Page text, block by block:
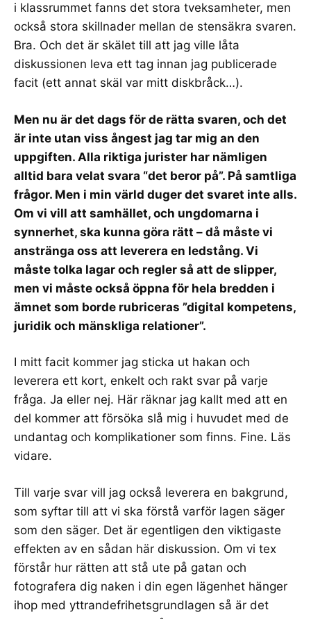
i klassrummet fanns det stora tveksamheter, men
också stora skillnader mellan de stensäkra svaren.
Bra. Och det är skälet till att jag ville låta
diskussionen leva ett tag innan jag publicerade
facit (ett annat skäl var mitt diskbråck…).
Men nu är det dags för de rätta svaren, och det
är inte utan viss ångest jag tar mig an den
uppgiften. Alla riktiga jurister har nämligen
alltid bara velat svara “det beror på”. På samtliga
frågor. Men i min värld duger det svaret inte alls.
Om vi vill att samhället, och ungdomarna i
synnerhet, ska kunna göra rätt – då måste vi
anstränga oss att leverera en ledstång. Vi
måste tolka lagar och regler så att de slipper,
men vi måste också öppna för hela bredden i
ämnet som borde rubriceras ”digital kompetens,
juridik och mänskliga relationer”.
I mitt facit kommer jag sticka ut hakan och
leverera ett kort, enkelt och rakt svar på varje
fråga. Ja eller nej. Här räknar jag kallt med att en
del kommer att försöka slå mig i huvudet med de
undantag och komplikationer som finns. Fine. Läs
vidare.
Till varje svar vill jag också leverera en bakgrund,
som syftar till att vi ska förstå varför lagen säger
som den säger. Det är egentligen den viktigaste
effekten av en sådan här diskussion. Om vi tex
förstår hur rätten att stå ute på gatan och
fotografera dig naken i din egen lägenhet hänger
ihop med yttrandefrihetsgrundlagen så är det